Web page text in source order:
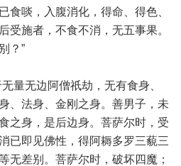
食啖，入腹消化，得命、得色、
受施者，不食不消，无五事果。
？”
量无边阿僧祇劫，无有食身、
、法身、金刚之身。善男子，未
之身，是后边身。菩萨尔时，受
已即见佛性，得阿耨多罗三藐三
无差别。菩萨尔时，破坏四魔；